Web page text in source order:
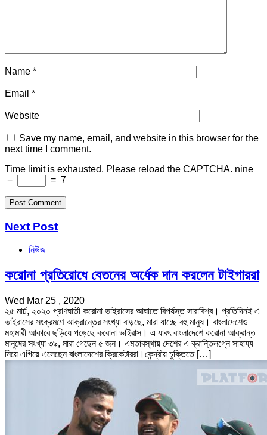
Name *
Email *
Website
Save my name, email, and website in this browser for the
next time I comment.
Time limit is exhausted. Please reload the CAPTCHA. nine
−
= 7
Next Post
নিউজ
করোনা প্রতিরোধে বেতনের অর্ধেক দান করলেন টাইগাররা
Wed Mar 25 , 2020
২৫ মার্চ, ২০২০ প্রাণঘাতী করোনা ভাইরাসের আঘাতে বিপর্যস্ত সারাবিশ্ব। প্রতিদিনই এ
ভাইরাসের সংক্রমণে আক্রান্তের সংখ্যা বাড়ছে, মারা যাচ্ছে বহু মানুষ। বাংলাদেশেও
মহামারী আকারে ছড়িয়ে পড়েছে করোনা ভাইরাস। এ যাবৎ বাংলাদেশে করোনা আক্রান্ত
মানুষের সংখ্যা ৩৯, মারা গেছেন ৫ জন। এমতাবস্থায় দেশের এ ক্রান্তিলগ্নে সাহায্য
নিয়ে এগিয়ে এসেছেন বাংলাদেশের ক্রিকেটাররা।কেন্দ্রীয় চুক্তিতে […]